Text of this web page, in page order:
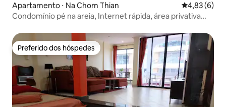
Apartamento ⋅ Na Chom Thian 4,83 de uma
4,83 (6)
Condomínio pé na areia, Internet rápida, área privativa
Preferido dos hóspedes
Preferido dos hóspedes